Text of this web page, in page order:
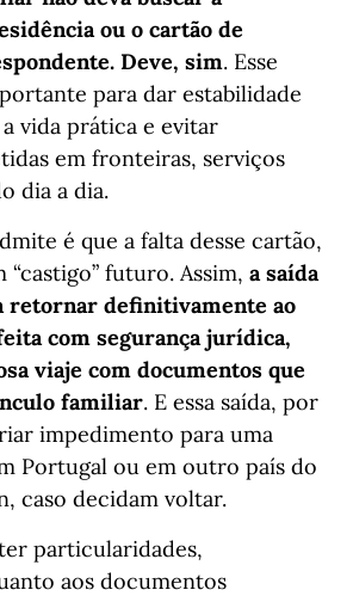
ou o cartão de
Deve, sim. Esse
para dar estabilidade
vida prática e evitar
em fronteiras, serviços
dia a dia.
é que a falta desse cartão,
futuro. Assim, a saída
retornar definitivamente ao
com segurança jurídica,
viaje com documentos que
familiar. E essa saída, por
impedimento para uma
Portugal ou em outro país do
caso decidam voltar.
particularidades,
aos documentos